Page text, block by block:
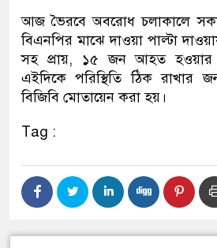
আজ ভৈরবে অবরোধ চলাকালে
বিএনপির মাঝে দাওয়া পাল্টা
সহ প্রায়, ১৫ জন আহত হওয়ার
এইদিকে পরিস্থিতি ঠিক রাখার
বিজিবি মোতায়েন করা হয়।
Tag :